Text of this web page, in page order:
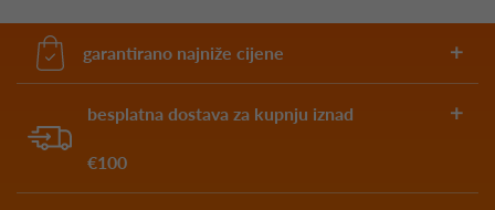
garantirano najniže cijene
besplatna dostava za kupnju iznad
€100